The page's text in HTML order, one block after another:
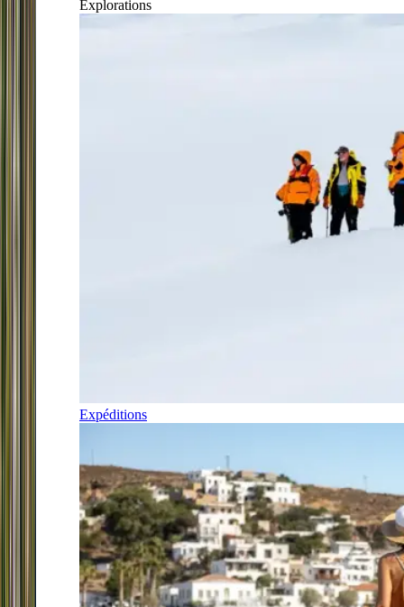
Explorations
Expéditions